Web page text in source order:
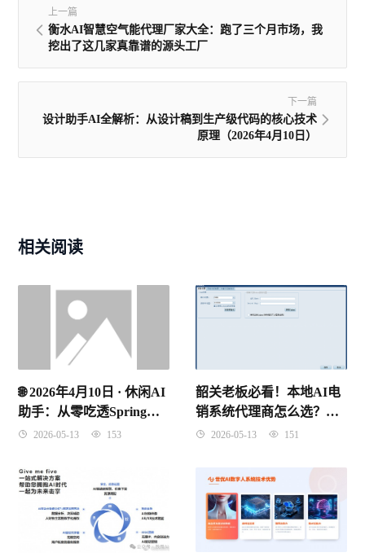
上一篇
衡水AI智慧空气能代理厂家大全：跑了三个月市场，我
挖出了这几家真靠谱的源头工厂
下一篇
设计助手AI全解析：从设计稿到生产级代码的核心技术
原理（2026年4月10日）
相关阅读
🌐 2026年4月10日 · 休闲AI
助手：从零吃透Spring
IoC控制反转，理解原理
2026-05-13 153
韶关老板必看！本地AI电
销系统代理商怎么选？别
再被“假智能”割韭菜了！
2026-05-13 151